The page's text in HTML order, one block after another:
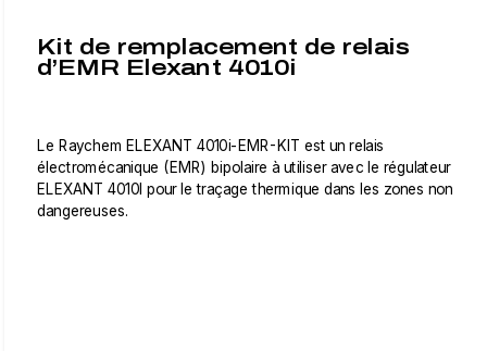
Kit de remplacement de relais
d’EMR Elexant 4010i
Le Raychem ELEXANT 4010i-EMR-KIT est un relais
électromécanique (EMR) bipolaire à utiliser avec le régulateur
ELEXANT 4010I pour le traçage thermique dans les zones non
dangereuses.